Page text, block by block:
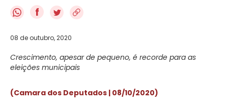
f
08 de outubro, 2020
Crescimento, apesar de pequeno, é recorde para as
eleições municipais
(Camara dos Deputados | 08/10/2020)